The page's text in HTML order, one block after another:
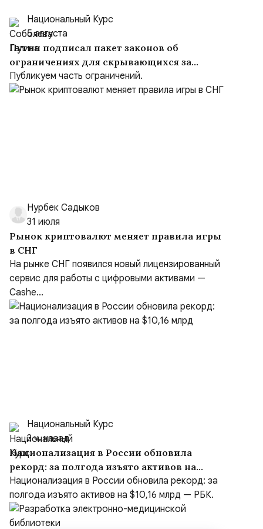
Национальный Курс
5 августа
Путин подписал пакет законов об
ограничениях для скрывающихся за
рубежом преступников и иноагентов
Публикуем часть ограничений.
Нурбек Садыков
31 июля
Рынок криптовалют меняет правила игры
в СНГ
На рынке СНГ появился новый лицензированный
сервис для работы с цифровыми активами —
Cashe...
Национальный Курс
3 ч. назад
Национализация в России обновила
рекорд: за полгода изъято активов на
$10,16 млрд
Национализация в России обновила рекорд: за
полгода изъято активов на $10,16 млрд — РБК.